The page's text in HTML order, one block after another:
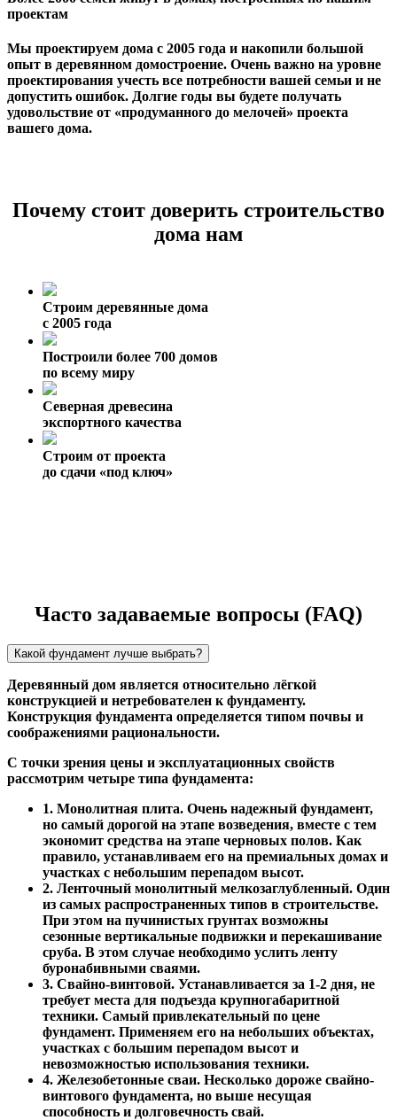
проектам
Мы проектируем дома с 2005 года и накопили большой
опыт в деревянном домостроение. Очень важно на уровне
проектирования учесть все потребности вашей семьи и не
допустить ошибок. Долгие годы вы будете получать
удовольствие от «продуманного до мелочей» проекта
вашего дома.
Почему стоит доверить строительство
дома нам
Строим деревянные дома
с 2005 года
Построили более 700 домов
по всему миру
Северная древесина
экспортного качества
Строим от проекта
до сдачи «под ключ»
Часто задаваемые вопросы (FAQ)
Какой фундамент лучше выбрать?
Деревянный дом является относительно лёгкой
конструкцией и нетребователен к фундаменту.
Конструкция фундамента определяется типом почвы и
соображениями рациональности.
С точки зрения цены и эксплуатационных свойств
рассмотрим четыре типа фундамента:
1. Монолитная плита. Очень надежный фундамент,
но самый дорогой на этапе возведения, вместе с тем
экономит средства на этапе черновых полов. Как
правило, устанавливаем его на премиальных домах и
участках с небольшим перепадом высот.
2. Ленточный монолитный мелкозаглубленный. Один
из самых распространенных типов в строительстве.
При этом на пучинистых грунтах возможны
сезонные вертикальные подвижки и перекашивание
сруба. В этом случае необходимо услить ленту
буронабивными сваями.
3. Свайно-винтовой. Устанавливается за 1-2 дня, не
требует места для подъезда крупногабаритной
техники. Самый привлекательный по цене
фундамент. Применяем его на небольших объектах,
участках с большим перепадом высот и
невозможностью использования техники.
4. Железобетонные сваи. Несколько дороже свайно-
винтового фундамента, но выше несущая
способность и долговечность свай.